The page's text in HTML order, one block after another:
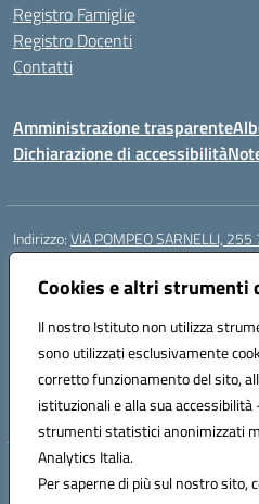
Cookies e altri strumenti
Il nostro Istituto non utilizza
sono utilizzati esclusivamente
corretto funzionamento del sito,
istituzionali e alla sua
strumenti statistici anonimizzati
Analytics Italia.
Per saperne di più sul nostro sito,
Registro Famiglie
Registro Docenti
Contatti
Amministrazione trasparente
Dichiarazione di accessibilità
Indirizzo:VIA POMPEO SARNELLI,
Centralino:
Posta elettronica certificata (PEC):
Codice fiscale: 93423350722
Codice meccanografico:BAIC87200N
Codice Indice delle Pubbliche
Codice unico di fatturazione (CUF):
Hosting & Powered